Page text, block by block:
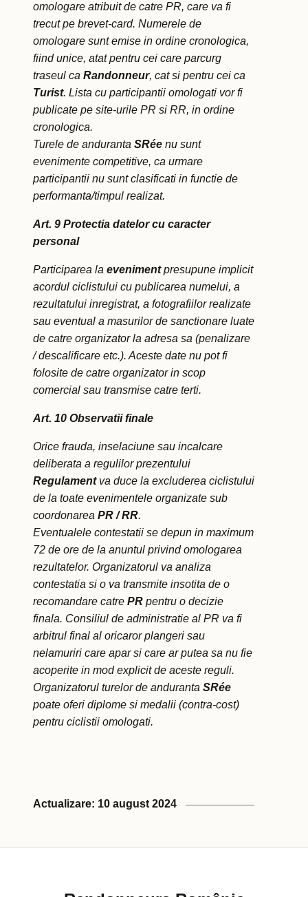
omologare atribuit de catre PR, care va fi
trecut pe brevet-card. Numerele de
omologare sunt emise in ordine cronologica,
fiind unice, atat pentru cei care parcurg
traseul ca Randonneur, cat si pentru cei ca
Turist. Lista cu participantii omologati vor fi
publicate pe site-urile PR si RR, in ordine
cronologica.
Turele de anduranta SRée nu sunt
evenimente competitive, ca urmare
participantii nu sunt clasificati in functie de
performanta/timpul realizat.
Art. 9 Protectia datelor cu caracter
personal
Participarea la evenimentpresupune implicit
acordul ciclistului cu publicarea numelui, a
rezultatului inregistrat, a fotografiilor realizate
sau eventual a masurilor de sanctionare luate
de catre organizator la adresa sa (penalizare
/ descalificare etc.). Aceste date nu pot fi
folosite de catre organizator in scop
comercial sau transmise catre terti.
Art. 10 Observatii finale
Orice frauda, inselaciune sau incalcare
deliberata a regulilor prezentului
Regulamentva duce la excluderea ciclistului
de la toate evenimentele organizate sub
coordonarea PR / RR.
Eventualele contestatii se depun in maximum
72 de ore de la anuntul privind omologarea
rezultatelor. Organizatorul va analiza
contestatia si o va transmite insotita de o
recomandare catre PR pentru o decizie
finala. Consiliul de administratie al PR va fi
arbitrul final al oricaror plangeri sau
nelamuriri care apar si care ar putea sa nu fie
acoperite in mod explicit de aceste reguli.
Organizatorul turelor de anduranta SRée
poate oferi diplome si medalii (contra-cost)
pentru ciclistii omologati.
Actualizare: 10 august 2024